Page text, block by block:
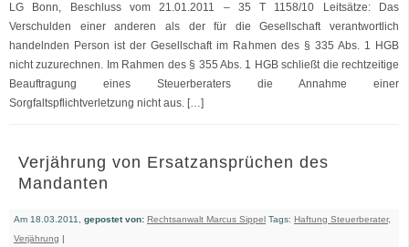
LG Bonn, Beschluss vom 21.01.2011 – 35 T 1158/10 Leitsätze: Das
Verschulden einer anderen als der für die Gesellschaft verantwortlich
handelnden Person ist der Gesellschaft im Rahmen des § 335 Abs. 1 HGB
nicht zuzurechnen. Im Rahmen des § 355 Abs. 1 HGB schließt die rechtzeitige
Beauftragung eines Steuerberaters die Annahme einer
Sorgfaltspflichtverletzung nicht aus. […]
Verjährung von Ersatzansprüchen des
Mandanten
Am 18.03.2011, gepostet von: Rechtsanwalt Marcus Sippel Tags: Haftung Steuerberater,
Verjährung |